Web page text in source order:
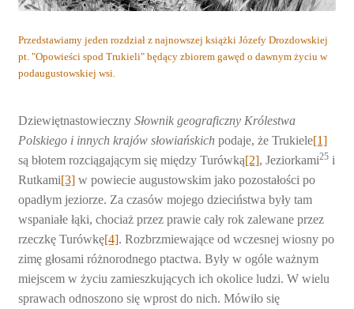
Przedstawiamy jeden rozdział z najnowszej książki Józefy Drozdowskiej
pt. "Opowieści spod Trukieli" będący zbiorem gawęd o dawnym życiu w
podaugustowskiej wsi.
Dziewiętnastowieczny Słownik geograficzny Królestwa
Polskiego i innych krajów słowiańskichpodaje, że Trukiele[1]
są błotem rozciągającym się między Turówką[2], Jeziorkami25i
Rutkami[3]w powiecie augustowskim jako pozostałości po
opadłym jeziorze. Za czasów mojego dzieciństwa były tam
wspaniałe łąki, chociaż przez prawie cały rok zalewane przez
rzeczkę Turówkę[4]. Rozbrzmiewające od wczesnej wiosny po
zimę głosami różnorodnego ptactwa. Były w ogóle ważnym
miejscem w życiu zamieszkujących ich okolice ludzi. W wielu
sprawach odnoszono się wprost do nich. Mówiło się